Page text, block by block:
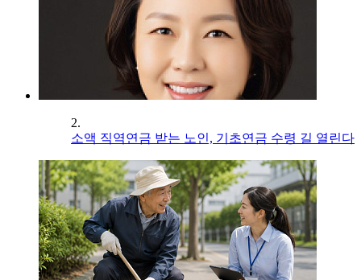
2.
소액 직역연금 받는 노인, 기초연금 수령 길 열린다